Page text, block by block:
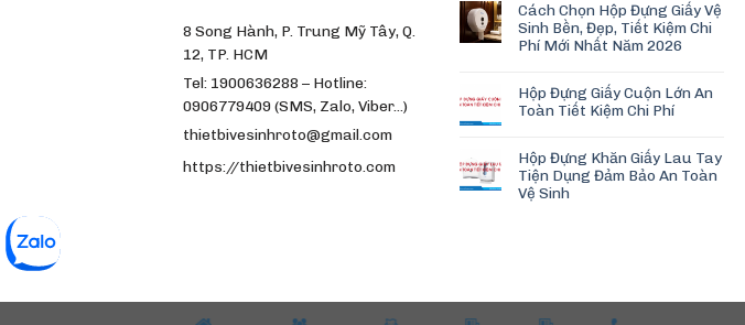
8 Song Hành, P. Trung Mỹ Tây, Q.
12, TP. HCM
Tel: 1900636288 – Hotline:
0906779409 (SMS, Zalo, Viber…)
thietbivesinhroto@gmail.com
https://thietbivesinhroto.com
Cách Chọn Hộp Đựng Giấy Vệ
Sinh Bền, Đẹp, Tiết Kiệm Chi
Phí Mới Nhất Năm 2026
Hộp Đựng Giấy Cuộn Lớn An
Toàn Tiết Kiệm Chi Phí
Hộp Đựng Khăn Giấy Lau Tay
Tiện Dụng Đảm Bảo An Toàn
Vệ Sinh